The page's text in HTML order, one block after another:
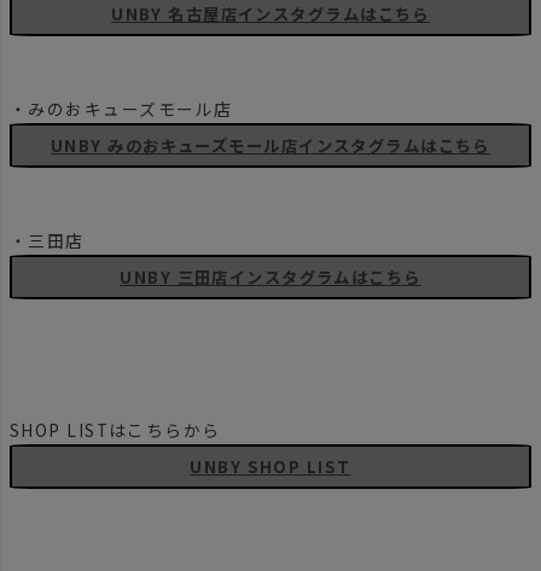
UNBY 名古屋店インスタグラムはこちら
・みのおキューズモール店
UNBY みのおキューズモール店インスタグラムはこちら
・三田店
UNBY 三田店インスタグラムはこちら
SHOP LISTはこちらから
UNBY SHOP LIST